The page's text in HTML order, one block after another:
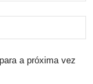
a próxima vez